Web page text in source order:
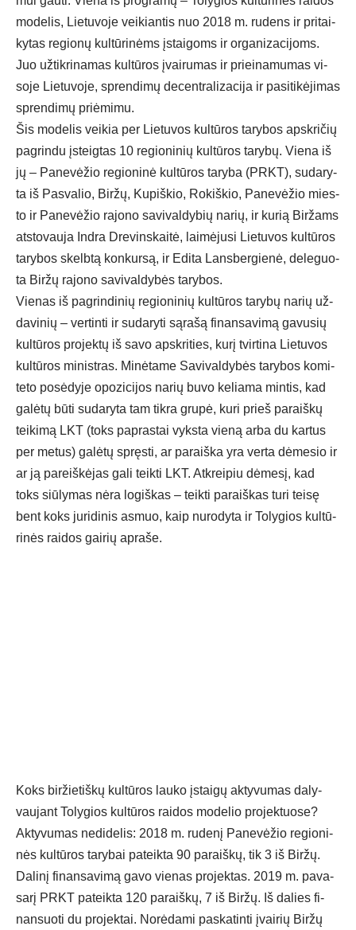
mo­de­lis, Lie­tu­vo­je vei­kian­tis nuo 2018 m. ru­dens ir pri­tai­
ky­tas re­gio­nų kul­tū­ri­nėms įstai­goms ir or­ga­ni­za­ci­joms.
Juo už­tik­ri­na­mas kul­tū­ros įvai­ru­mas ir priei­na­mu­mas vi­
so­je Lie­tu­vo­je, spren­di­mų de­cent­ra­li­za­ci­ja ir pa­si­ti­kė­ji­mas
spren­di­mų priė­mi­mu.
Šis mo­de­lis vei­kia per Lie­tu­vos kul­tū­ros ta­ry­bos ap­skri­čių
pa­grin­du įsteig­tas 10 re­gio­ni­nių kul­tū­ros ta­ry­bų. Vie­na iš
jų – Pa­ne­vė­žio re­gio­ni­nė kul­tū­ros ta­ry­ba (PRKT), su­da­ry­
ta iš Pas­va­lio, Bir­žų, Ku­piš­kio, Ro­kiš­kio, Pa­ne­vė­žio mies­
to ir Pa­ne­vė­žio ra­jo­no sa­vi­val­dy­bių na­rių, ir ku­rią Bir­žams
at­sto­vau­ja Ind­ra Dre­vins­kai­tė, lai­mė­ju­si Lie­tu­vos kul­tū­ros
ta­ry­bos skelb­tą kon­kur­są, ir Edi­ta Lans­ber­gie­nė, de­le­guo­
ta Bir­žų ra­jo­no sa­vi­val­dy­bės ta­ry­bos.
Vie­nas iš pa­grin­di­nių re­gio­ni­nių kul­tū­ros ta­ry­bų na­rių už­
da­vi­nių – ver­tin­ti ir su­da­ry­ti są­ra­šą fi­nan­sa­vi­mą ga­vu­sių
kul­tū­ros pro­jek­tų iš sa­vo ap­skri­ties, ku­rį tvir­ti­na Lie­tu­vos
kul­tū­ros mi­nist­ras. Mi­nė­ta­me Sa­vi­val­dy­bės ta­ry­bos ko­mi­
te­to po­sė­dy­je opo­zi­ci­jos na­rių bu­vo ke­lia­ma min­tis, kad
ga­lė­tų bū­ti su­da­ry­ta tam tik­ra gru­pė, ku­ri prieš pa­raiš­kų
tei­ki­mą LKT (toks pa­pras­tai vyks­ta vie­ną ar­ba du kar­tus
per me­tus) ga­lė­tų spręs­ti, ar pa­raiš­ka yra ver­ta dė­me­sio ir
ar ją pa­reiš­kė­jas ga­li teik­ti LKT. Atk­rei­piu dė­me­sį, kad
toks siū­ly­mas nė­ra lo­giš­kas – teik­ti pa­raiš­kas tu­ri tei­sę
bent koks ju­ri­di­nis as­muo, kaip nu­ro­dy­ta ir To­ly­gios kul­tū­
ri­nės rai­dos gai­rių ap­ra­še.
Koks bir­žie­tiš­kų kul­tū­ros lau­ko įstai­gų ak­ty­vu­mas da­ly­
vau­jant To­ly­gios kul­tū­ros rai­dos mo­de­lio pro­jek­tuo­se?
Ak­ty­vu­mas ne­di­de­lis: 2018 m. ru­de­nį Pa­ne­vė­žio re­gio­ni­
nės kul­tū­ros ta­ry­bai pa­teik­ta 90 pa­raiš­kų, tik 3 iš Bir­žų.
Da­li­nį fi­nan­sa­vi­mą ga­vo vie­nas pro­jek­tas. 2019 m. pa­va­
sa­rį PRKT pa­teik­ta 120 pa­raiš­kų, 7 iš Bir­žų. Iš da­lies fi­
nan­suo­ti du pro­jek­tai. No­rė­da­mi pa­ska­tin­ti įvai­rių Bir­žų